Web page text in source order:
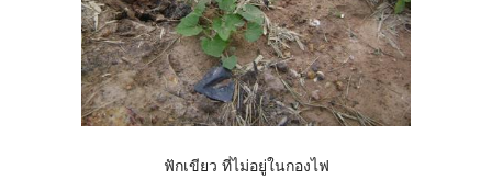
ฟักเขียว ที่ไม่อยู่ในกองไฟ